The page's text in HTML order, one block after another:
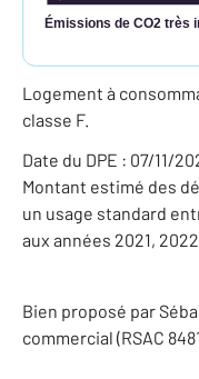
Émissions de CO2 très
Logement à
classe F.
Date du DPE : 07/11/
Montant estimé des
un usage standard
aux années 2021,
Bien proposé par
commercial (RSAC